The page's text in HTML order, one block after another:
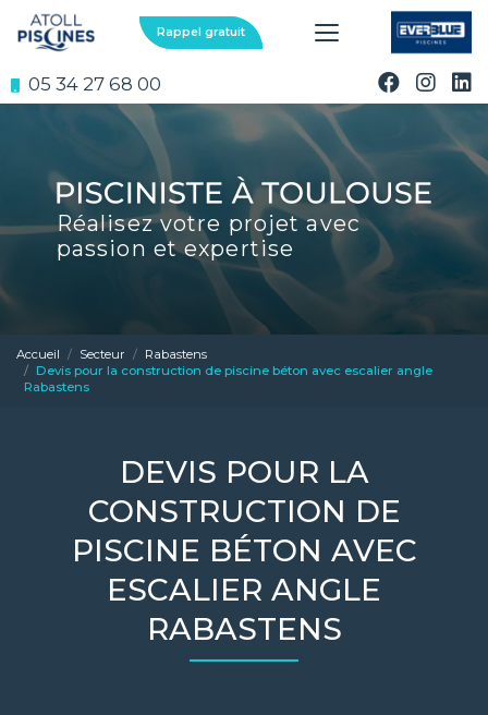
au
contenu
05 34 27 68 00
Rappel gratuit
Réalisez votre projet avec
passion et expertise
Accueil Secteur
Rabastens
Devis pour la construction de piscine béton avec escalier angle
Rabastens
DEVIS POUR LA
CONSTRUCTION DE
PISCINE BÉTON AVEC
ESCALIER ANGLE
RABASTENS